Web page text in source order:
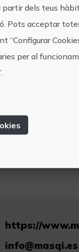
al GPS:
entra a la
cartells
voleu venir
Villena o
ho.
https://
info@masqi.es
dels teus
Pots acceptar
“Configurar
per al